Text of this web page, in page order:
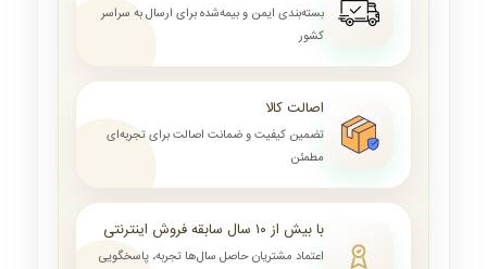
بسته‌بندی ایمن و بیمه‌شده برای ارسال به سراسر
کشور
اصالت کالا
تضمین کیفیت و ضمانت اصالت برای تجربه‌ای
مطمئن
با بیش از ۱۰ سال سابقه فروش اینترنتی
اعتماد مشتریان حاصل سال‌ها تجربه، پاسخگویی